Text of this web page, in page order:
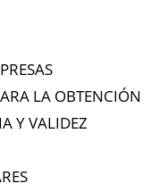
LA OBTENCIÓN
Y VALIDEZ